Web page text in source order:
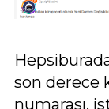
son derece
numarası,